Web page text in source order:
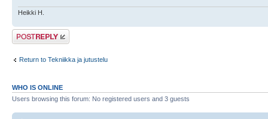
Heikki H.
Post a reply
Return to Tekniikka ja jutustelu
WHO IS ONLINE
Users browsing this forum: No registered users and 3 guests